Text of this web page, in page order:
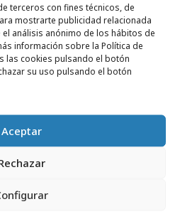
terceros con fines técnicos, de
mostrarte publicidad relacionada
análisis anónimo de los hábitos de
información sobre la Política de
las cookies pulsando el botón
su uso pulsando el botón
Aceptar